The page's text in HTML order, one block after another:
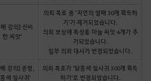
강의] 신비
한 씨앗'
의뢰 목표 중 '자연의 열매 30개 획득하
기'가 제거되었습니다.
의뢰 보상에 특상품 마늘 씨앗 4개가 추
가되었습니다.
일부 의뢰 대사가 변경되었습니다.
강의] 증명,
색 잎사귀'
의뢰 목표가 '담홍색 잎사귀 300개 획득
하기'로 변경되었습니다.